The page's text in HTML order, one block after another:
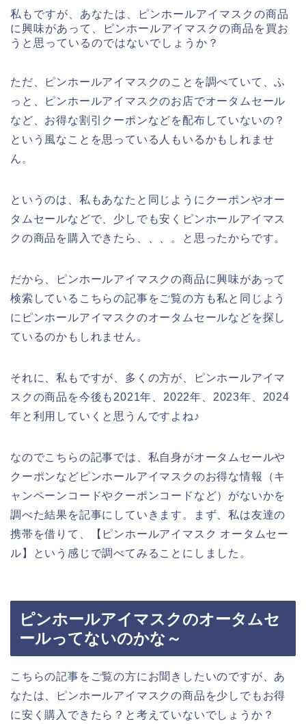
私もですが、あなたは、ピンホールアイマスクの商品
に興味があって、ピンホールアイマスクの商品を買お
うと思っているのではないでしょうか？
ただ、ピンホールアイマスクのことを調べていて、ふ
っと、ピンホールアイマスクのお店でオータムセール
など、お得な割引クーポンなどを配布していないの？
という風なことを思っている人もいるかもしれませ
ん。
というのは、私もあなたと同じようにクーポンやオー
タムセールなどで、少しでも安くピンホールアイマス
クの商品を購入できたら、、、。と思ったからです。
だから、ピンホールアイマスクの商品に興味があって
検索しているこちらの記事をご覧の方も私と同じよう
にピンホールアイマスクのオータムセールなどを探し
ているのかもしれません。
それに、私もですが、多くの方が、ピンホールアイマ
スクの商品を今後も2021年、2022年、2023年、2024
年と利用していくと思うんですよね♪
なのでこちらの記事では、私自身がオータムセールや
クーポンなどピンホールアイマスクのお得な情報（キ
ャンペーンコードやクーポンコードなど）がないかを
調べた結果を記事にしていきます。まず、私は友達の
携帯を借りて、【ピンホールアイマスク オータムセー
ル】という感じで調べてみることにしました。
ピンホールアイマスクのオータムセ
ールってないのかな～
こちらの記事をご覧の方にお聞きしたいのですが、あ
なたは、ピンホールアイマスクの商品を少しでもお得
に安く購入できたら？と考えていないでしょうか？